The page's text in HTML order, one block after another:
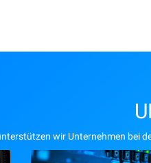
wir Unternehmen bei